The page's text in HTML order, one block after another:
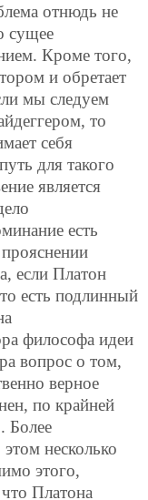
отнюдь не
сущее
Кроме того,
и обретает
мы следуем
то
себя
для такого
является
есть
если Платон
есть подлинный
философа идеи
вопрос о том,
верное
по крайней
Более
несколько
этого,
Платона